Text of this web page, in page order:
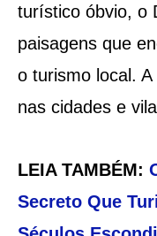
turístico óbvio, o
paisagens que
o turismo local.
nas cidades e
LEIA TAMBÉM:
Secreto Que